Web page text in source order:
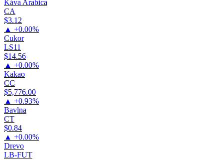
Káva Arabica
CA
$3.12
▲ +0.00%
Cukor
LS11
$14.56
▲ +0.00%
Kakao
CC
$5,776.00
▲ +0.93%
Bavlna
CT
$0.84
▲ +0.00%
Drevo
LB-FUT